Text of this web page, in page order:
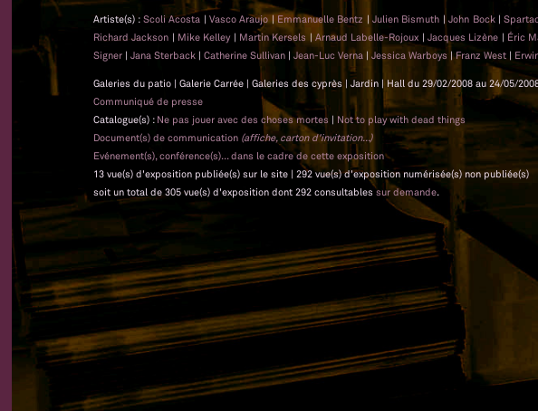
Artiste(s) : Scoli Acosta | Vasco Araujo | Emmanuelle Bentz |Julien Bismuth |John Bock |
Richard Jackson | Mike Kelley | Martin Kersels |Arnaud Labelle-Rojoux |Jacques Lizène | Éric
Signer | Jana Sterback | Catherine Sullivan | Jean-Luc Verna | Jessica Warboys |Franz West |
Galeries du patio | Galerie Carrée | Galeries des cyprès | Jardin | Hall du 29/02/2008 au 24/05/
Communiqué de presse
Catalogue(s) : Ne pas jouer avec des choses mortes | Not to play with dead things
Document(s) de communication (affiche, carton d'invitation...)
Evénement(s), conférence(s)... dans le cadre de cette exposition
13 vue(s) d'exposition publiée(s) sur le site | 292 vue(s) d'exposition numérisée(s) non publiée(s)
soit un total de 305 vue(s) d'exposition dont 292 consultablessur demande.